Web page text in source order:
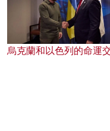
烏克蘭和以色列的命運